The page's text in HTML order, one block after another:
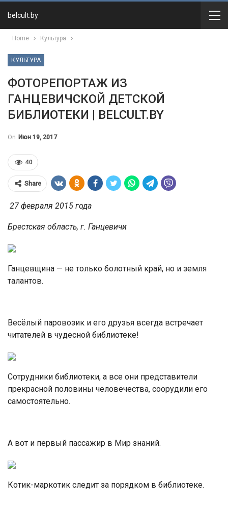
belcult.by
Home Культура
КУЛЬТУРА
ФОТОРЕПОРТАЖ ИЗ
ГАНЦЕВИЧСКОЙ ДЕТСКОЙ
БИБЛИОТЕКИ | BELCULT.BY
On Июн 19, 2017
40
Share
27 февраля 2015 года
Брестская область, г. Ганцевичи
Ганцевщина — не только болотный край, но и земля
талантов.
Весёлый паровозик и его друзья всегда встречает
читателей в чудесной библиотеке!
Сотрудники библиотеки, а все они представители
прекрасной половины человечества, соорудили его
самостоятельно.
А вот и первый пассажир в Мир знаний.
Котик-маркотик следит за порядком в библиотеке.